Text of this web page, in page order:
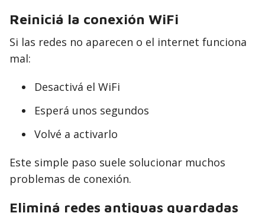
Reiniciá la conexión WiFi
Si las redes no aparecen o el internet funciona
mal:
Desactivá el WiFi
Esperá unos segundos
Volvé a activarlo
Este simple paso suele solucionar muchos
problemas de conexión.
Eliminá redes antiguas guardadas